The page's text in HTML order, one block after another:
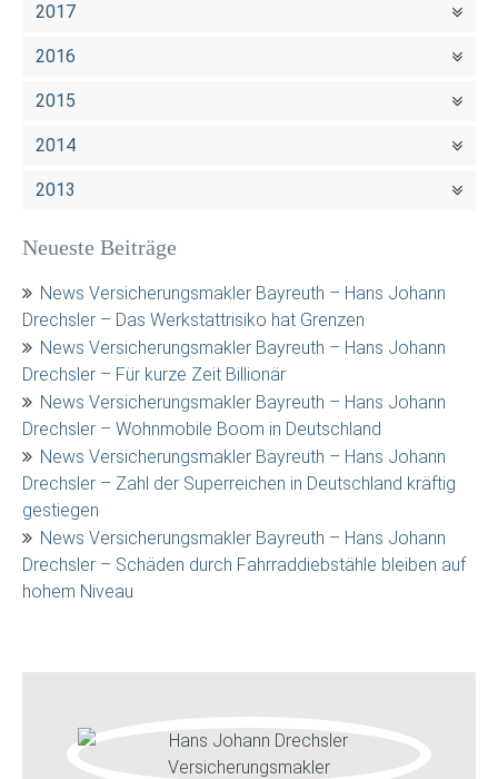
2017
2016
2015
2014
2013
Neueste Beiträge
News Versicherungsmakler Bayreuth – Hans Johann
Drechsler – Das Werkstattrisiko hat Grenzen
News Versicherungsmakler Bayreuth – Hans Johann
Drechsler – Für kurze Zeit Billionär
News Versicherungsmakler Bayreuth – Hans Johann
Drechsler – Wohnmobile Boom in Deutschland
News Versicherungsmakler Bayreuth – Hans Johann
Drechsler – Zahl der Superreichen in Deutschland kräftig
gestiegen
News Versicherungsmakler Bayreuth – Hans Johann
Drechsler – Schäden durch Fahrraddiebstähle bleiben auf
hohem Niveau